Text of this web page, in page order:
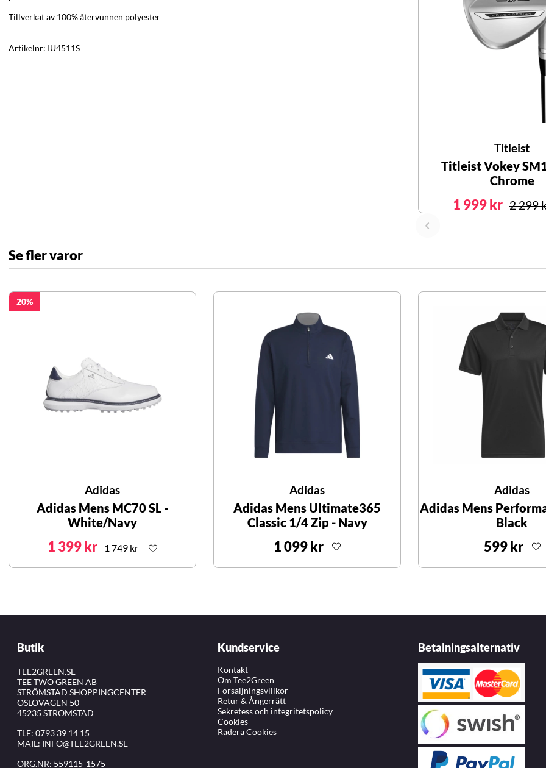
Tillverkat av 100% återvunnen polyester
Artikelnr: IU4511S
Titleist
Titleist Vokey
Chrome
1 999 kr 2 299
Se fler varor
20
Adidas
Adidas Mens MC70 SL -
White/Navy
1 399 kr 1 749 kr
Adidas
Adidas Mens Ultimate365
Classic 1/4 Zip - Navy
1 099 kr
Adidas
Adidas Mens
Black
599 kr
Butik
TEE2GREEN.SE
TEE TWO GREEN AB
STRÖMSTAD SHOPPINGCENTER
OSLOVÄGEN 50
45235 STRÖMSTAD
TLF: 0793 39 14 15
MAIL: INFO@TEE2GREEN.SE
ORG.NR: 559115-1575
Kundservice
Kontakt
Om Tee2Green
Försäljningsvillkor
Retur & Ångerrätt
Sekretess och integritetspolicy
Cookies
Radera Cookies
Betalningsalternativ